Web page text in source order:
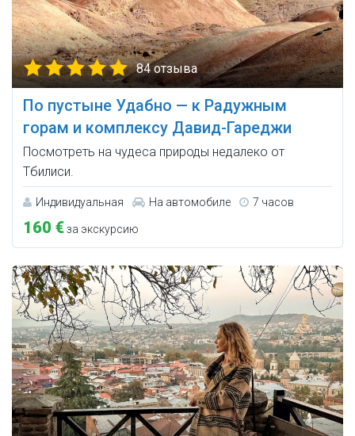
84 отзыва
По пустыне Удабно — к Радужным
горам и комплексу Давид-Гареджи
Посмотреть на чудеса природы недалеко от
Тбилиси.
Индивидуальная На автомобиле 7 часов
160 €за экскурсию